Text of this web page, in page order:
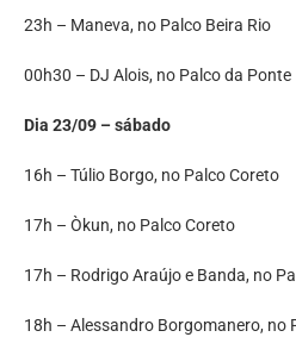
23h – Maneva, no Palco Beira Rio
00h30 – DJ Alois, no Palco da Ponte‌
Dia 23/09 – sábado
16h – Túlio Borgo, no Palco Coreto
17h – Òkun, no Palco Coreto
17h – Rodrigo Araújo e Banda, no
18h – Alessandro Borgomanero, no